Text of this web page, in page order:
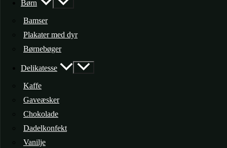
Børn
Bamser
Plakater med dyr
Børnebøger
Delikatesse
Kaffe
Gaveæsker
Chokolade
Dadelkonfekt
Vanilje